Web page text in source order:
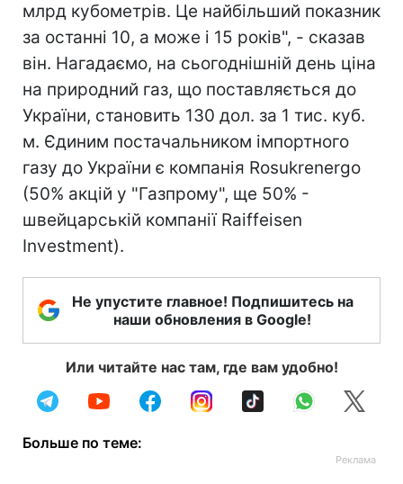
млрд кубометрів. Це найбільший показник
за останні 10, а може і 15 років", - сказав
він. Нагадаємо, на сьогоднішній день ціна
на природний газ, що поставляється до
України, становить 130 дол. за 1 тис. куб.
м. Єдиним постачальником імпортного
газу до України є компанія Rosukrenergo
(50% акцій у "Газпрому", ще 50% -
швейцарській компанії Raiffeisen
Investment).
Не упустите главное! Подпишитесь на
наши обновления в Google!
Или читайте нас там, где вам удобно!
Больше по теме: